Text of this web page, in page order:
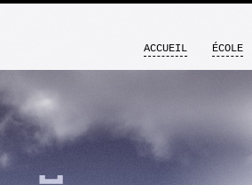
ACCUEIL ÉCOLE